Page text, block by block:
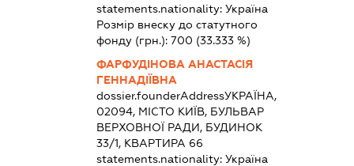
statements.nationality:Україна
Розмір внеску до статутного
фонду (грн.):700 (33.333 %)
ФАРФУДІНОВА АНАСТАСІЯ
ГЕННАДІЇВНА
dossier.founderAddressУКРАЇНА,
02094, МІСТО КИЇВ, БУЛЬВАР
ВЕРХОВНОЇ РАДИ, БУДИНОК
33/1, КВАРТИРА 66
statements.nationality:Україна